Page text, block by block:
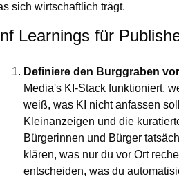
sich wirtschaftlich trägt.
Learnings für
Definiere den Burggraben
Media's KI-Stack funktioniert,
weiß, was KI nicht anfassen
Kleinanzeigen und die
Bürgerinnen und Bürger
klären, was nur du vor Ort
entscheiden, was du